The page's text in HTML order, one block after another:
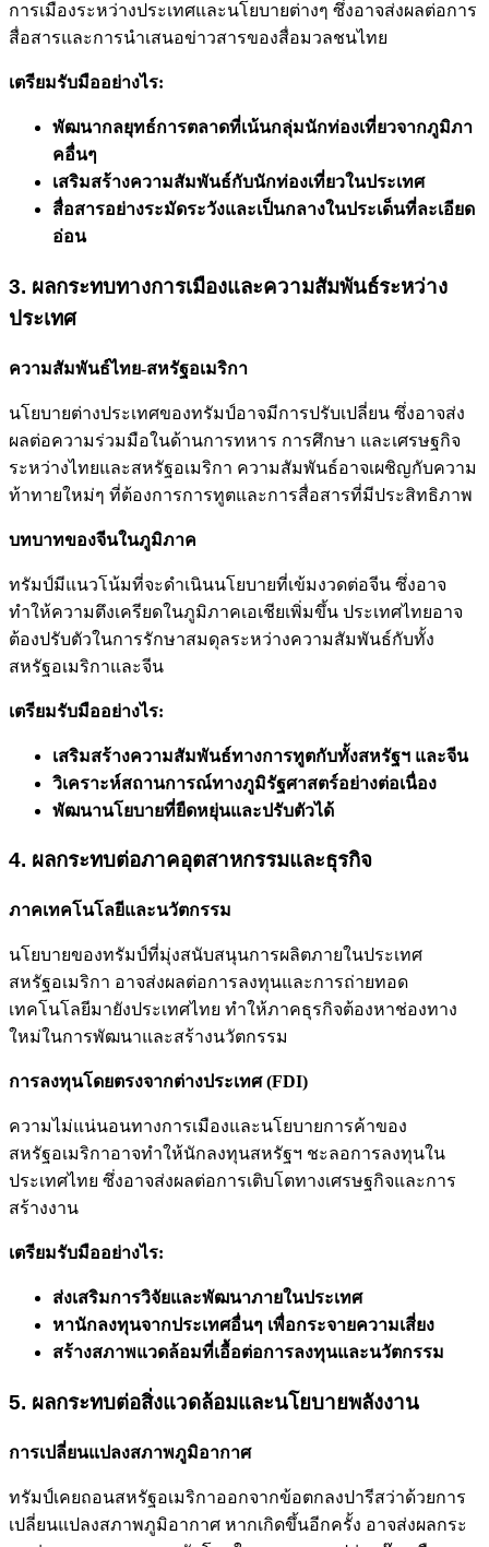
การเมืองระหว่างประเทศและนโยบายต่างๆ ซึ่งอาจส่งผลต่อการ
สื่อสารและการนำเสนอข่าวสารของสื่อมวลชนไทย
เตรียมรับมืออย่างไร:
พัฒนากลยุทธ์การตลาดที่เน้นกลุ่มนักท่องเที่ยวจากภูมิภา
คอื่นๆ
เสริมสร้างความสัมพันธ์กับนักท่องเที่ยวในประเทศ
สื่อสารอย่างระมัดระวังและเป็นกลางในประเด็นที่ละเอียด
อ่อน
3. ผลกระทบทางการเมืองและความสัมพันธ์ระหว่าง
ประเทศ
ความสัมพันธ์ไทย-สหรัฐอเมริกา
นโยบายต่างประเทศของทรัมป์อาจมีการปรับเปลี่ยน ซึ่งอาจส่ง
ผลต่อความร่วมมือในด้านการทหาร การศึกษา และเศรษฐกิจ
ระหว่างไทยและสหรัฐอเมริกา ความสัมพันธ์อาจเผชิญกับความ
ท้าทายใหม่ๆ ที่ต้องการการทูตและการสื่อสารที่มีประสิทธิภาพ
บทบาทของจีนในภูมิภาค
ทรัมป์มีแนวโน้มที่จะดำเนินนโยบายที่เข้มงวดต่อจีน ซึ่งอาจ
ทำให้ความตึงเครียดในภูมิภาคเอเชียเพิ่มขึ้น ประเทศไทยอาจ
ต้องปรับตัวในการรักษาสมดุลระหว่างความสัมพันธ์กับทั้ง
สหรัฐอเมริกาและจีน
เตรียมรับมืออย่างไร:
เสริมสร้างความสัมพันธ์ทางการทูตกับทั้งสหรัฐฯ และจีน
วิเคราะห์สถานการณ์ทางภูมิรัฐศาสตร์อย่างต่อเนื่อง
พัฒนานโยบายที่ยืดหยุ่นและปรับตัวได้
4. ผลกระทบต่อภาคอุตสาหกรรมและธุรกิจ
ภาคเทคโนโลยีและนวัตกรรม
นโยบายของทรัมป์ที่มุ่งสนับสนุนการผลิตภายในประเทศ
สหรัฐอเมริกา อาจส่งผลต่อการลงทุนและการถ่ายทอด
เทคโนโลยีมายังประเทศไทย ทำให้ภาคธุรกิจต้องหาช่องทาง
ใหม่ในการพัฒนาและสร้างนวัตกรรม
การลงทุนโดยตรงจากต่างประเทศ (FDI)
ความไม่แน่นอนทางการเมืองและนโยบายการค้าของ
สหรัฐอเมริกาอาจทำให้นักลงทุนสหรัฐฯ ชะลอการลงทุนใน
ประเทศไทย ซึ่งอาจส่งผลต่อการเติบโตทางเศรษฐกิจและการ
สร้างงาน
เตรียมรับมืออย่างไร:
ส่งเสริมการวิจัยและพัฒนาภายในประเทศ
หานักลงทุนจากประเทศอื่นๆ เพื่อกระจายความเสี่ยง
สร้างสภาพแวดล้อมที่เอื้อต่อการลงทุนและนวัตกรรม
5. ผลกระทบต่อสิ่งแวดล้อมและนโยบายพลังงาน
การเปลี่ยนแปลงสภาพภูมิอากาศ
ทรัมป์เคยถอนสหรัฐอเมริกาออกจากข้อตกลงปารีสว่าด้วยการ
เปลี่ยนแปลงสภาพภูมิอากาศ หากเกิดขึ้นอีกครั้ง อาจส่งผลกระ